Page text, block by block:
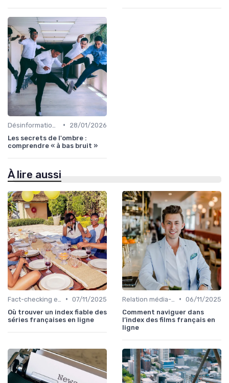
•
28/01/2026
Les secrets de l'ombre :
comprendre « à bas bruit »
À lire aussi
• 07/11/2025
Où trouver un index fiable des
séries françaises en ligne
• 06/11/2025
Comment naviguer dans
l’index des films français en
ligne